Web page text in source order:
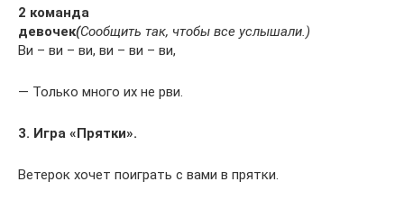
2 команда
девочек(Сообщить так, чтобы все услышали.)
Ви – ви – ви, ви – ви – ви,
— Только много их не рви.
3. Игра «Прятки».
Ветерок хочет поиграть с вами в прятки.